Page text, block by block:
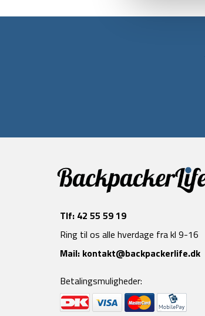
Tlf: 42 55 59 19
Ring til os alle hverdage fra kl 9-16
Mail: kontakt@backpackerlife.dk
Betalingsmuligheder: